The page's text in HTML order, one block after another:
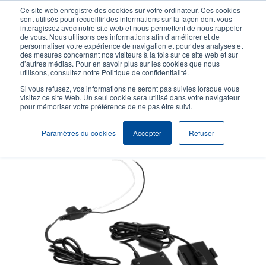
Ce site web enregistre des cookies sur votre ordinateur. Ces cookies
sont utilisés pour recueillir des informations sur la façon dont vous
interagissez avec notre site web et nous permettent de nous rappeler
de vous. Nous utilisons ces informations afin d’améliorer et de
personnaliser votre expérience de navigation et pour des analyses et
des mesures concernant nos visiteurs à la fois sur ce site web et sur
d’autres médias. Pour en savoir plus sur les cookies que nous
utilisons, consultez notre Politique de confidentialité.
Si vous refusez, vos informations ne seront pas suivies lorsque vous
visitez ce site Web. Un seul cookie sera utilisé dans votre navigateur
pour mémoriser votre préférence de ne pas être suivi.
Paramètres du cookies Accepter Refuser
contenu
principal
User
account
menu
User
Header
Sélection Produits Contact Commercial
Éliminateur de batterie
Éliminateur de batterie DC-DC compatible avec l'Alpha-40L.